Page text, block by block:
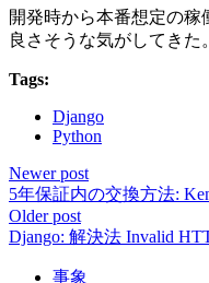
開発時から本番想定の稼
良さそうな気がしてきた。
Tags:
Django
Python
Newer post
5年保証内の交換方法:
Older post
Django: 解決法 Invalid
事象